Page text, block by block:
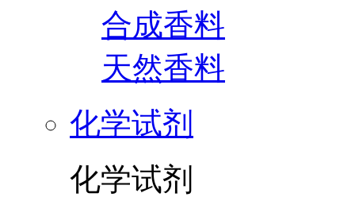
合成香料
天然香料
化学试剂
化学试剂